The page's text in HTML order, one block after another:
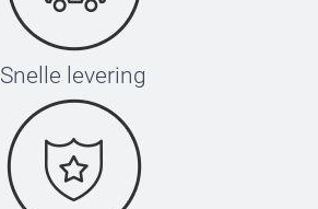
Snelle levering